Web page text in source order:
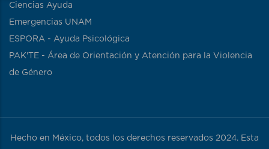
Ciencias Ayuda
Emergencias UNAM
ESPORA - Ayuda Psicológica
PAK'TE - Área de Orientación y Atención para la Violencia
de Género
Hecho en México, todos los derechos reservados 2024. Esta